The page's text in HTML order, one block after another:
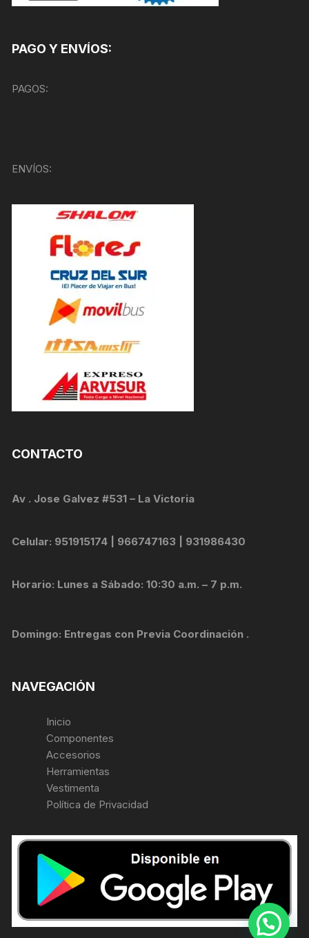
PAGO Y ENVÍOS:
PAGOS:
ENVÍOS:
CONTACTO
Av . Jose Galvez #531 – La Victoria
Celular: 951915174 | 966747163 | 931986430
Horario: Lunes a Sábado: 10:30 a.m. – 7 p.m.
Domingo: Entregas con Previa Coordinación .
NAVEGACIÓN
Inicio
Componentes
Accesorios
Herramientas
Vestimenta
Política de Privacidad